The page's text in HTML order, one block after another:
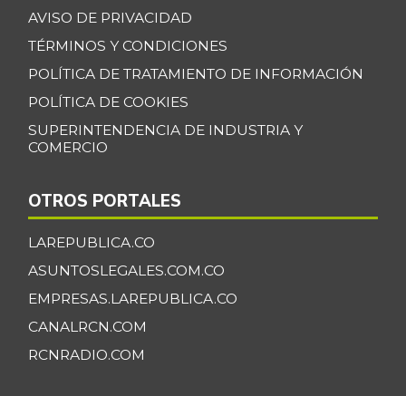
AVISO DE PRIVACIDAD
TÉRMINOS Y CONDICIONES
POLÍTICA DE TRATAMIENTO DE INFORMACIÓN
POLÍTICA DE COOKIES
SUPERINTENDENCIA DE INDUSTRIA Y
COMERCIO
OTROS PORTALES
LAREPUBLICA.CO
ASUNTOSLEGALES.COM.CO
EMPRESAS.LAREPUBLICA.CO
CANALRCN.COM
RCNRADIO.COM